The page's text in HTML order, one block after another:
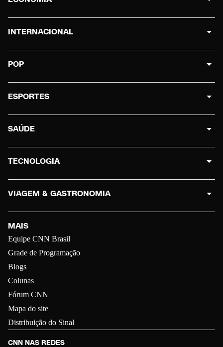
CNN NAS REDES
MAIS
Equipe CNN Brasil
Grade de Programação
Blogs
Colunas
Fórum CNN
Mapa do site
Distribuição do Sinal
INTERNACIONAL
POP
ESPORTES
SAÚDE
TECNOLOGIA
VIAGEM & GASTRONOMIA